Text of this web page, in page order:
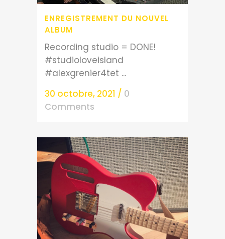
ENREGISTREMENT DU NOUVEL
ALBUM
Recording studio = DONE!
#studioloveisland
#alexgrenier4tet ...
30 octobre, 2021 / 0
Comments